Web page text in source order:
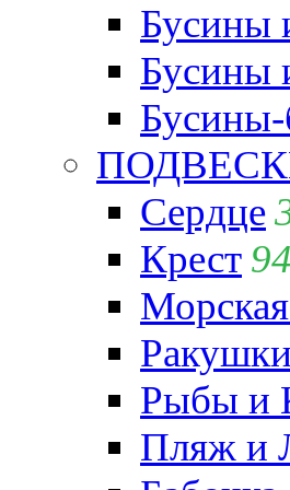
Бусины
Бусины
Сердце
Крест 94
Морская
Рыбы и
Пляж и